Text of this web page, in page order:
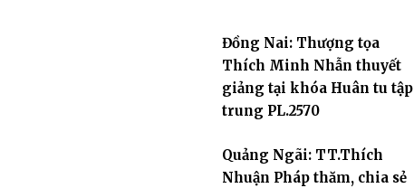
Đồng Nai: Thượng tọa
Thích Minh Nhẫn thuyết
giảng tại khóa Huân tu tập
trung PL.2570
Quảng Ngãi: TT.Thích
Nhuận Pháp thăm, chia sẻ